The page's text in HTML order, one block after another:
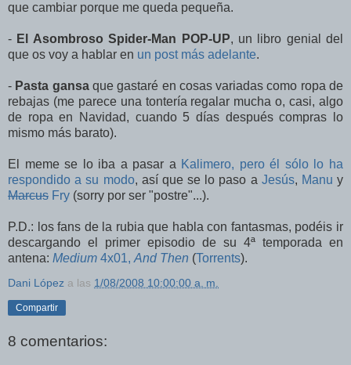
que cambiar porque me queda pequeña.
- El Asombroso Spider-Man POP-UP, un libro genial del
que os voy a hablar en un post más adelante.
- Pasta gansaque gastaré en cosas variadas como ropa de
rebajas (me parece una tontería regalar mucha o, casi, algo
de ropa en Navidad, cuando 5 días después compras lo
mismo más barato).
El meme se lo iba a pasar a Kalimero, pero él sólo lo ha
respondido a su modo, así que se lo paso a Jesús, Manu y
Marcus Fry (sorry por ser "postre"...).
P.D.: los fans de la rubia que habla con fantasmas, podéis ir
descargando el primer episodio de su 4ª temporada en
antena: Medium 4x01, And Then (Torrents).
Dani López a las 1/08/2008 10:00:00 a. m.
Compartir
8 comentarios: